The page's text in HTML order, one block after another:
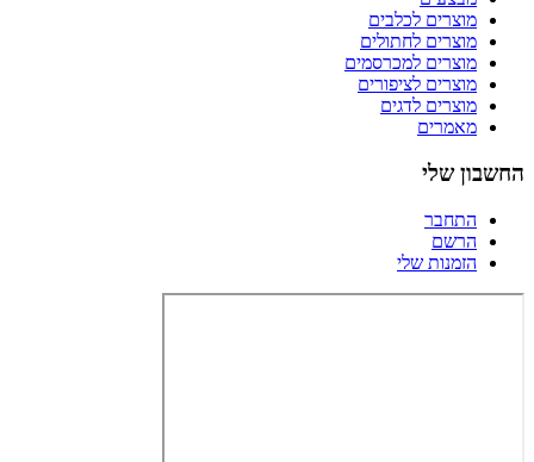
מוצרים לכלבים
מוצרים לחתולים
מוצרים למכרסמים
מוצרים לציפורים
מוצרים לדגים
מאמרים
החשבון שלי
התחבר
הרשם
הזמנות שלי